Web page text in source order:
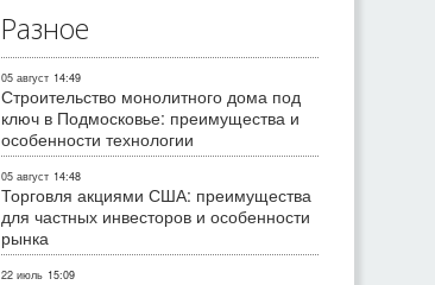
Разное
05 август 14:49
Строительство монолитного дома под
ключ в Подмосковье: преимущества и
особенности технологии
05 август 14:48
Торговля акциями США: преимущества
для частных инвесторов и особенности
рынка
22 июль 15:09